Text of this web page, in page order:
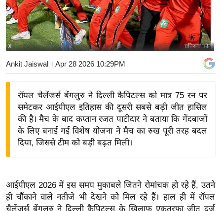
र्रा
ष्ट्री
य
बि
ज़
ने
द्यो
वि
शे
ष
प्रतिरूप फोटो
X
Ankit Jaiswal । Apr 28 2026 10:29PM
रॉयल चैलेंजर्स बेंगलुरु ने दिल्ली कैपिटल्स को मात्र 75 रन पर
समेटकर आईपीएल इतिहास की दूसरी सबसे बड़ी जीत हासिल
की है। मैच के बाद कप्तान रजत पाटीदार ने बताया कि गेंदबाजों
के लिए बनाई गई विशेष योजना ने मैच का रुख पूरी तरह बदल
दिया, जिससे टीम को बड़ी बढ़त मिली।
आईपीएल 2026 में इस समय मुकाबले जितने रोमांचक हो रहे हैं, उतने
ही चौंकाने वाले नतीजे भी देखने को मिल रहे हैं। हाल ही में रॉयल
चैलेंजर्स बेंगलुरु ने दिल्ली कैपिटल्स के खिलाफ एकतरफा जीत दर्ज